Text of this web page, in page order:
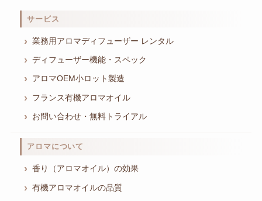
サービス
業務用アロマディフューザー レンタル
ディフューザー機能・スペック
アロマOEM小ロット製造
フランス有機アロマオイル
お問い合わせ・無料トライアル
アロマについて
香り（アロマオイル）の効果
有機アロマオイルの品質